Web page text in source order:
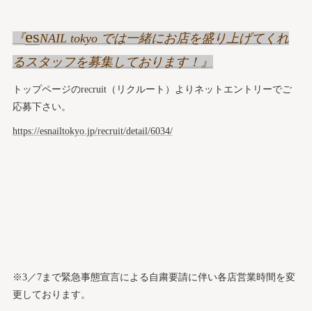
『esNAIL tokyo では一緒にお店を盛り上げてくれ
るスタッフを募集しております！』
トップページのrecruit（リクルート）よりネットエントリーでご
応募下さい。
https://esnailtokyo.jp/recruit/detail/6034/
※3／7まで緊急事態宣言による自粛要請に伴い各店営業時間を変
更しております。